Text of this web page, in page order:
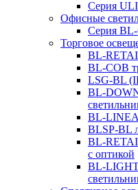
Серия
Офисные
Серия
Торговое
BL-
BL-COB
LSG-BL
BL-
BL-
BLSP-BL
BL-
с оптикой
BL-